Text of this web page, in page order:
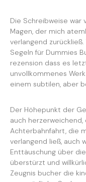
Die Schreibweise war
Magen, der mich
verlangend
Segeln für Dummies
rezension dass es
unvollkommenes
einem subtilen, aber
Der Höhepunkt der
auch
Achterbahnfahrt, die
verlangend ließ, auch
Enttäuschung über
überstürzt und
Zeugnis bucher die